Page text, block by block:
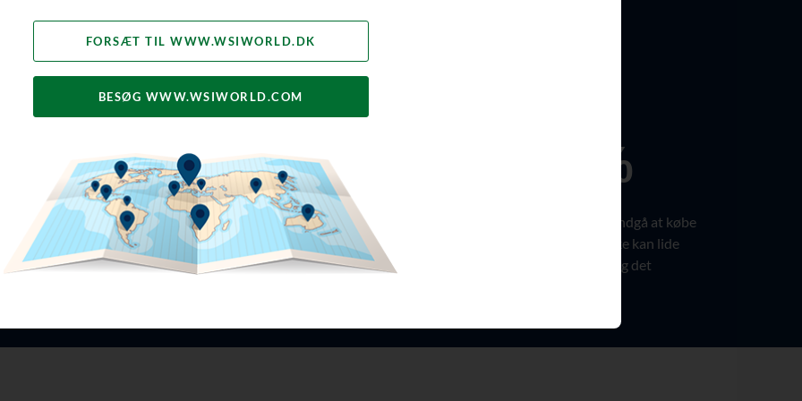
90X
forbruger nævner
brands 90 gange om ugen
84%
84% af alle forbrugere stoler på online-
anmeldelser lige så meget som
personlige anbefalinger
70%
70% af forbrugerne vil undgå at købe
et produkt, hvis de ikke kan lide
virksomheden bag det
FORSÆT TIL WWW.WSIWORLD.DK
BESØG WWW.WSIWORLD.COM